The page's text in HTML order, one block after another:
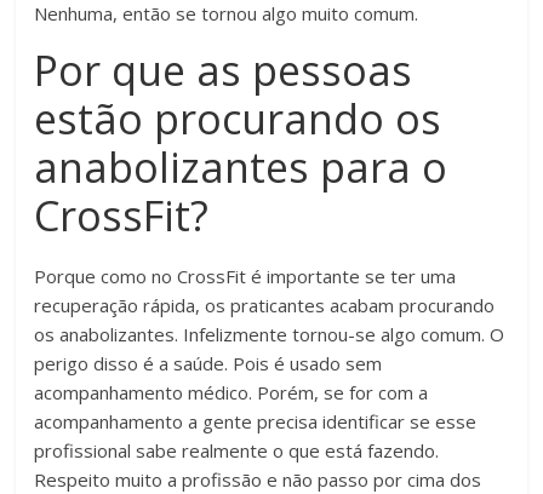
Nenhuma, então se tornou algo muito comum.
Por que as pessoas
estão procurando os
anabolizantes para o
CrossFit?
Porque como no CrossFit é importante se ter uma
recuperação rápida, os praticantes acabam procurando
os anabolizantes. Infelizmente tornou-se algo comum. O
perigo disso é a saúde. Pois é usado sem
acompanhamento médico. Porém, se for com a
acompanhamento a gente precisa identificar se esse
profissional sabe realmente o que está fazendo.
Respeito muito a profissão e não passo por cima dos